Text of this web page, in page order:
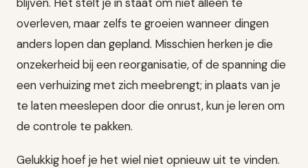
overleven, maar zelfs te groeien wanneer dingen
anders lopen dan gepland. Misschien herken je die
onzekerheid bij een reorganisatie, of de spanning die
een verhuizing met zich meebrengt; in plaats van je
te laten meeslepen door die onrust, kun je leren om
de controle te pakken.
Gelukkig hoef je het wiel niet opnieuw uit te vinden.